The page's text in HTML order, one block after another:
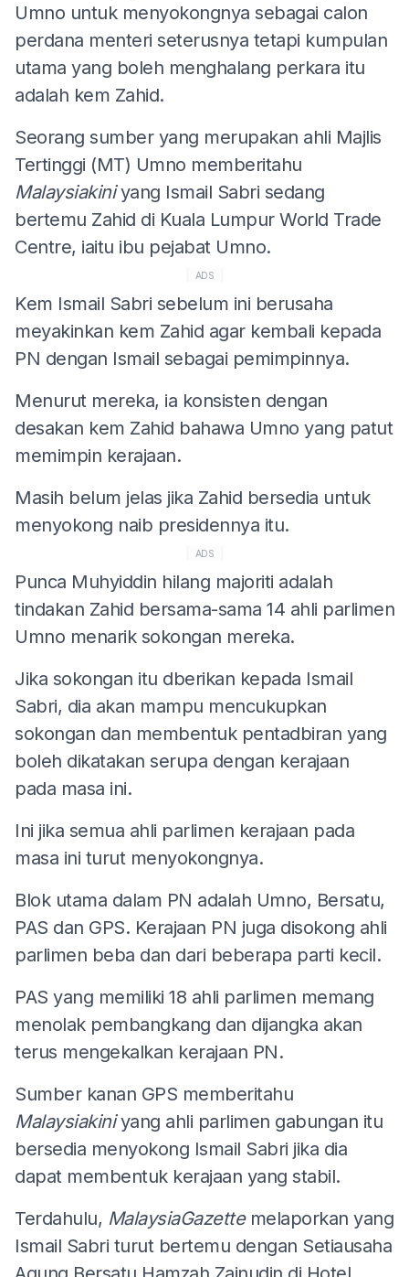
Umno untuk menyokongnya sebagai calon
perdana menteri seterusnya tetapi kumpulan
utama yang boleh menghalang perkara itu
adalah kem Zahid.
Seorang sumber yang merupakan ahli Majlis
Tertinggi (MT) Umno memberitahu
Malaysiakiniyang Ismail Sabri sedang
bertemu Zahid di Kuala Lumpur World Trade
Centre, iaitu ibu pejabat Umno.
ADS
Kem Ismail Sabri sebelum ini berusaha
meyakinkan kem Zahid agar kembali kepada
PN dengan Ismail sebagai pemimpinnya.
Menurut mereka, ia konsisten dengan
desakan kem Zahid bahawa Umno yang patut
memimpin kerajaan.
Masih belum jelas jika Zahid bersedia untuk
menyokong naib presidennya itu.
ADS
Punca Muhyiddin hilang majoriti adalah
tindakan Zahid bersama-sama 14 ahli parlimen
Umno menarik sokongan mereka.
Jika sokongan itu dberikan kepada Ismail
Sabri, dia akan mampu mencukupkan
sokongan dan membentuk pentadbiran yang
boleh dikatakan serupa dengan kerajaan
pada masa ini.
Ini jika semua ahli parlimen kerajaan pada
masa ini turut menyokongnya.
Blok utama dalam PN adalah Umno, Bersatu,
PAS dan GPS. Kerajaan PN juga disokong ahli
parlimen beba dan dari beberapa parti kecil.
PAS yang memiliki 18 ahli parlimen memang
menolak pembangkang dan dijangka akan
terus mengekalkan kerajaan PN.
Sumber kanan GPS memberitahu
Malaysiakiniyang ahli parlimen gabungan itu
bersedia menyokong Ismail Sabri jika dia
dapat membentuk kerajaan yang stabil.
Terdahulu, MalaysiaGazette melaporkan yang
Ismail Sabri turut bertemu dengan Setiausaha